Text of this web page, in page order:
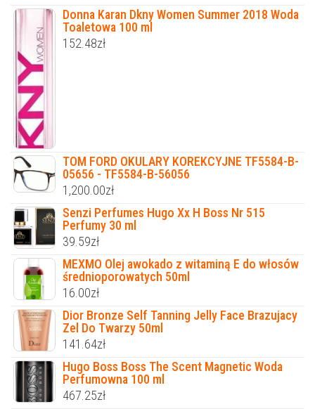
Donna Karan Dkny Women Summer 2018 Woda
Toaletowa 100 ml
152.48zł
TOM FORD OKULARY KOREKCYJNE TF5584-B-
05656 - TF5584-B-56056
1,200.00zł
Senzi Perfumes Hugo Xx H Boss Nr 515
Perfumy 30 ml
39.59zł
MEXMO Olej awokado z witaminą E do włosów
średnioporowatych 50ml
16.00zł
Dior Bronze Self Tanning Jelly Face Brazujacy
Zel Do Twarzy 50ml
141.64zł
Hugo Boss Boss The Scent Magnetic Woda
Perfumowna 100 ml
467.25zł